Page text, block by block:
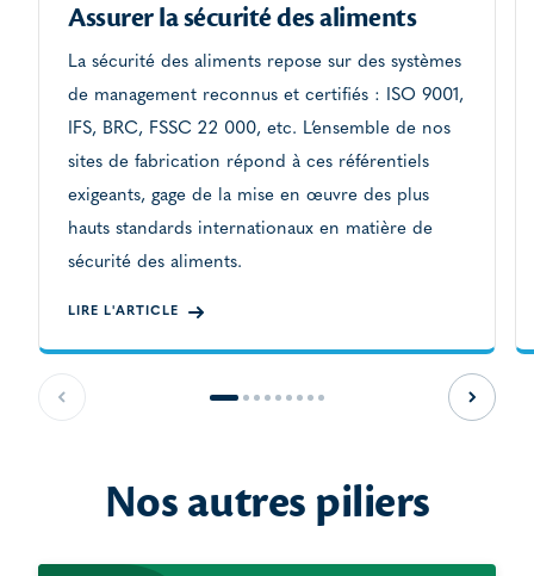
Assurer la sécurité des aliments
La sécurité des aliments repose sur des systèmes
de management reconnus et certifiés : ISO 9001,
IFS, BRC, FSSC 22 000, etc. L’ensemble de nos
sites de fabrication répond à ces référentiels
exigeants, gage de la mise en œuvre des plus
hauts standards internationaux en matière de
sécurité des aliments.
LIRE L'ARTICLE
Slide précédente Slide
Nos autres piliers